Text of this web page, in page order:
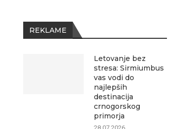
REKLAME
Letovanje bez
stresa: Sirmiumbus
vas vodi do
najlepših
destinacija
crnogorskog
primorja